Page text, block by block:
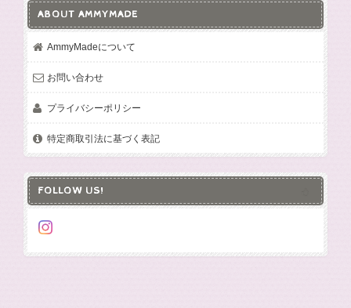
ABOUT AMMYMADE
AmmyMadeについて
お問い合わせ
プライバシーポリシー
特定商取引法に基づく表記
FOLLOW US!